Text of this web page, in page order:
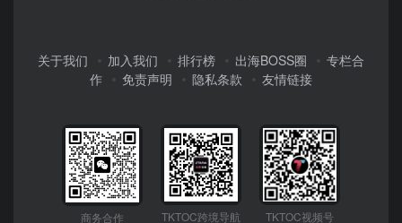
关于我们 加入我们 排行榜 出海BOSS圈
专栏合
作
免责声明 隐私条款 友情链接
商务合作 TKTOC跨境导航 TKTOC视频号